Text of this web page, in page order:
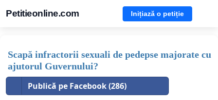
Petitieonline.com Inițiază o petiție
Scapă infractorii sexuali de pedepse majorate cu
ajutorul Guvernului?
Publică pe Facebook (286)